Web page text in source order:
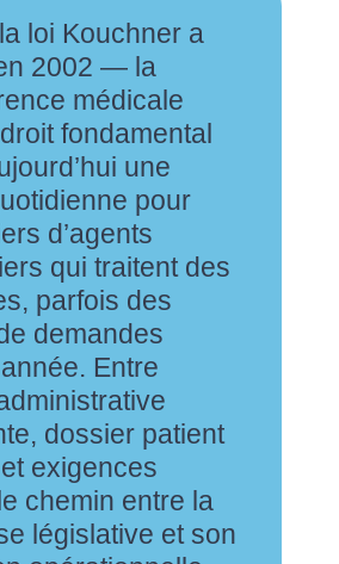
loi Kouchner a
2002 — la
médicale
fondamental
une
pour
d’agents
qui traitent des
parfois des
demandes
Entre
dossier patient
exigences
chemin entre la
législative et son